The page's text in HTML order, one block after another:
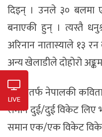
दिइन् । उनले ३० बलमा
बनाएकी हुन् । त्यस्तै
अरिनान नातास्याले १३
अन्य खेलाडीले दोहोरो
बलिङतर्फ नेपालकी कविता
समान दुई/दुई विकेट लिए
समान एक/एक विकेट
LIVE